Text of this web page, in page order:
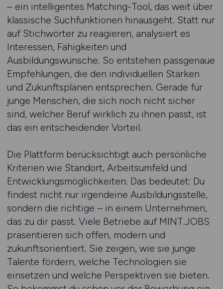
– ein intelligentes Matching-Tool, das weit über
klassische Suchfunktionen hinausgeht. Statt nur
auf Stichwörter zu reagieren, analysiert es
Interessen, Fähigkeiten und
Ausbildungswünsche. So entstehen passgenaue
Empfehlungen, die den individuellen Stärken
und Zukunftsplänen entsprechen. Gerade für
junge Menschen, die sich noch nicht sicher
sind, welcher Beruf wirklich zu ihnen passt, ist
das ein entscheidender Vorteil.
Die Plattform berücksichtigt auch persönliche
Kriterien wie Standort, Arbeitsumfeld und
Entwicklungsmöglichkeiten. Das bedeutet: Du
findest nicht nur irgendeine Ausbildungsstelle,
sondern die richtige – in einem Unternehmen,
das zu dir passt. Viele Betriebe auf MINT.JOBS
präsentieren sich offen, modern und
zukunftsorientiert. Sie zeigen, wie sie junge
Talente fördern, welche Technologien sie
einsetzen und welche Perspektiven sie bieten.